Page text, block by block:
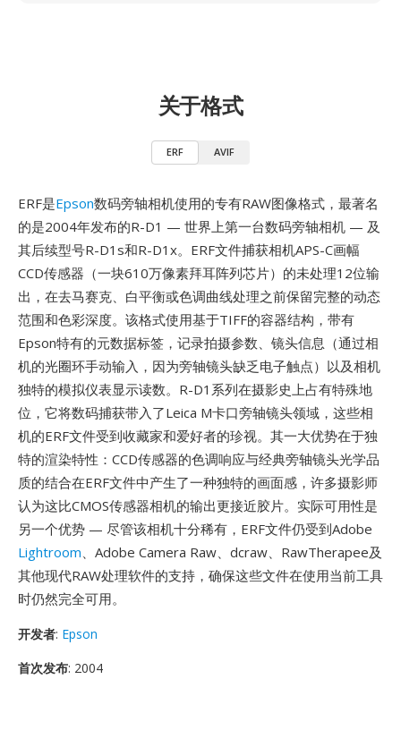
关于格式
ERF AVIF
ERF是Epson数码旁轴相机使用的专有RAW图像格式，最著名
的是2004年发布的R-D1 — 世界上第一台数码旁轴相机 — 及
其后续型号R-D1s和R-D1x。ERF文件捕获相机APS-C画幅
CCD传感器（一块610万像素拜耳阵列芯片）的未处理12位输
出，在去马赛克、白平衡或色调曲线处理之前保留完整的动态
范围和色彩深度。该格式使用基于TIFF的容器结构，带有
Epson特有的元数据标签，记录拍摄参数、镜头信息（通过相
机的光圈环手动输入，因为旁轴镜头缺乏电子触点）以及相机
独特的模拟仪表显示读数。R-D1系列在摄影史上占有特殊地
位，它将数码捕获带入了Leica M卡口旁轴镜头领域，这些相
机的ERF文件受到收藏家和爱好者的珍视。其一大优势在于独
特的渲染特性：CCD传感器的色调响应与经典旁轴镜头光学品
质的结合在ERF文件中产生了一种独特的画面感，许多摄影师
认为这比CMOS传感器相机的输出更接近胶片。实际可用性是
另一个优势 — 尽管该相机十分稀有，ERF文件仍受到Adobe
Lightroom、Adobe Camera Raw、dcraw、RawTherapee及
其他现代RAW处理软件的支持，确保这些文件在使用当前工具
时仍然完全可用。
开发者: Epson
首次发布: 2004